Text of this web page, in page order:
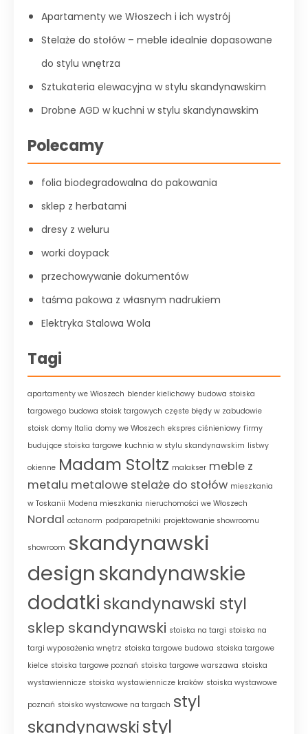
Apartamenty we Włoszech i ich wystrój
Stelaże do stołów – meble idealnie dopasowane
do stylu wnętrza
Sztukateria elewacyjna w stylu skandynawskim
Drobne AGD w kuchni w stylu skandynawskim
Polecamy
folia biodegradowalna do pakowania
sklep z herbatami
dresy z weluru
worki doypack
przechowywanie dokumentów
taśma pakowa z własnym nadrukiem
Elektryka Stalowa Wola
Tagi
apartamenty we Włoszech blender kielichowy budowa stoiska
targowego budowa stoisk targowych częste błędy w zabudowie
stoisk domy Italia domy we Włoszech ekspres ciśnieniowy firmy
budujące stoiska targowe kuchnia w stylu skandynawskim listwy
okienne Madam Stoltz malakser meble z
metalu metalowe stelaże do stołów mieszkania
w Toskanii Modena mieszkania nieruchomości we Włoszech
Nordal octanorm podparapetniki projektowanie showroomu
showroom skandynawski
designskandynawskie
dodatki skandynawski styl
sklep skandynawski stoiska na targi stoiska na
targi wyposażenia wnętrz stoiska targowe budowa stoiska targowe
kielce stoiska targowe poznań stoiska targowe warszawa stoiska
wystawiennicze stoiska wystawiennicze kraków stoiska wystawowe
poznań stoisko wystawowe na targach styl
skandynawskistyl